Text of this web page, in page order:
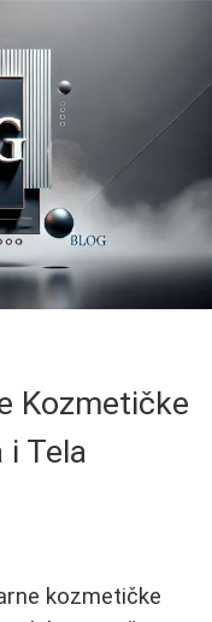
Kozmetičke
i Tela
kozmetičke